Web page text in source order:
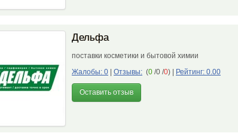
Дельфа
поставки косметики и бытовой химии
Жалобы: 0
Отзывы: (0 /0 /0) Рейтинг: 0.00
Оставить отзыв